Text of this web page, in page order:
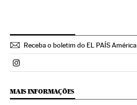
Receba o boletim do EL PAÍS América
Politica El País Brasil en Instagram
MAIS INFORMAÇÕES